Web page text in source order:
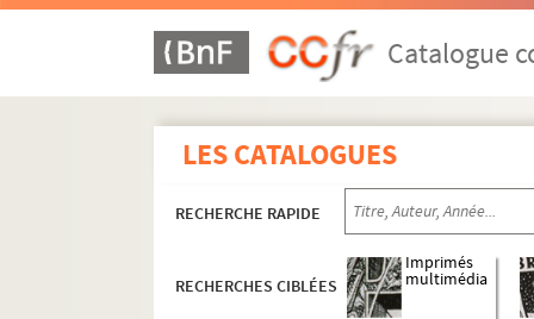
Catalogue
LES CATALOGUES
RECHERCHE RAPIDE
RECHERCHES CIBLÉES
Imprimés
multimédia